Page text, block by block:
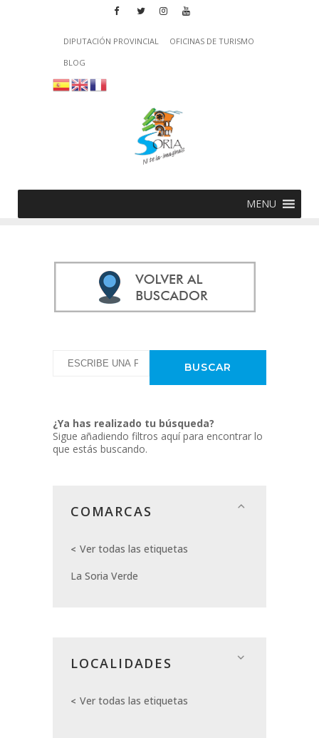
DIPUTACIÓN PROVINCIAL
OFICINAS DE TURISMO
BLOG
MENU
¿Ya has realizado tu búsqueda?
Sigue añadiendo filtros aquí para encontrar lo
que estás buscando.
COMARCAS
Ver todas las etiquetas
La Soria Verde
LOCALIDADES
Ver todas las etiquetas